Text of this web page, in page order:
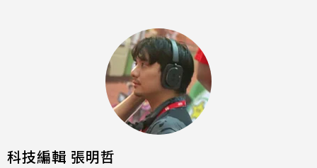
科技編輯 張明哲